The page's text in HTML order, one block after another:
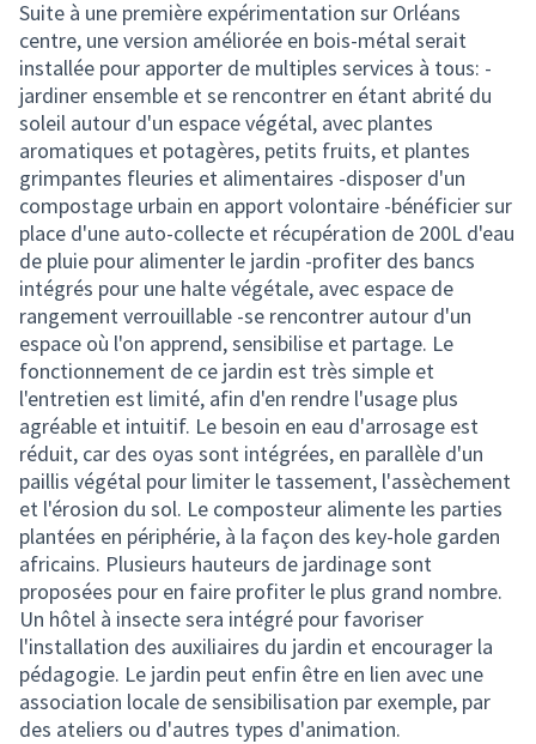
Suite à une première expérimentation sur Orléans
centre, une version améliorée en bois-métal serait
installée pour apporter de multiples services à tous: -
jardiner ensemble et se rencontrer en étant abrité du
soleil autour d'un espace végétal, avec plantes
aromatiques et potagères, petits fruits, et plantes
grimpantes fleuries et alimentaires -disposer d'un
compostage urbain en apport volontaire -bénéficier sur
place d'une auto-collecte et récupération de 200L d'eau
de pluie pour alimenter le jardin -profiter des bancs
intégrés pour une halte végétale, avec espace de
rangement verrouillable -se rencontrer autour d'un
espace où l'on apprend, sensibilise et partage. Le
fonctionnement de ce jardin est très simple et
l'entretien est limité, afin d'en rendre l'usage plus
agréable et intuitif. Le besoin en eau d'arrosage est
réduit, car des oyas sont intégrées, en parallèle d'un
paillis végétal pour limiter le tassement, l'assèchement
et l'érosion du sol. Le composteur alimente les parties
plantées en périphérie, à la façon des key-hole garden
africains. Plusieurs hauteurs de jardinage sont
proposées pour en faire profiter le plus grand nombre.
Un hôtel à insecte sera intégré pour favoriser
l'installation des auxiliaires du jardin et encourager la
pédagogie. Le jardin peut enfin être en lien avec une
association locale de sensibilisation par exemple, par
des ateliers ou d'autres types d'animation.